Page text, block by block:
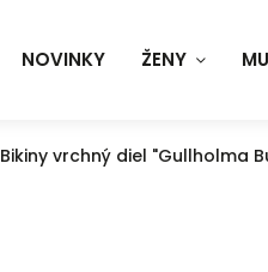
NOVINKY ŽENY
Bikiny vrchný diel "Gullholma